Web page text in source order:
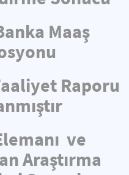
Maaş
Raporu
ve
Araştırma